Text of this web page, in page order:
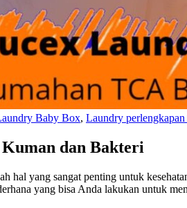
Baby Box, Laundry
dan Bakteri
hal yang sangat penting untuk
yang bisa Anda lakukan untuk